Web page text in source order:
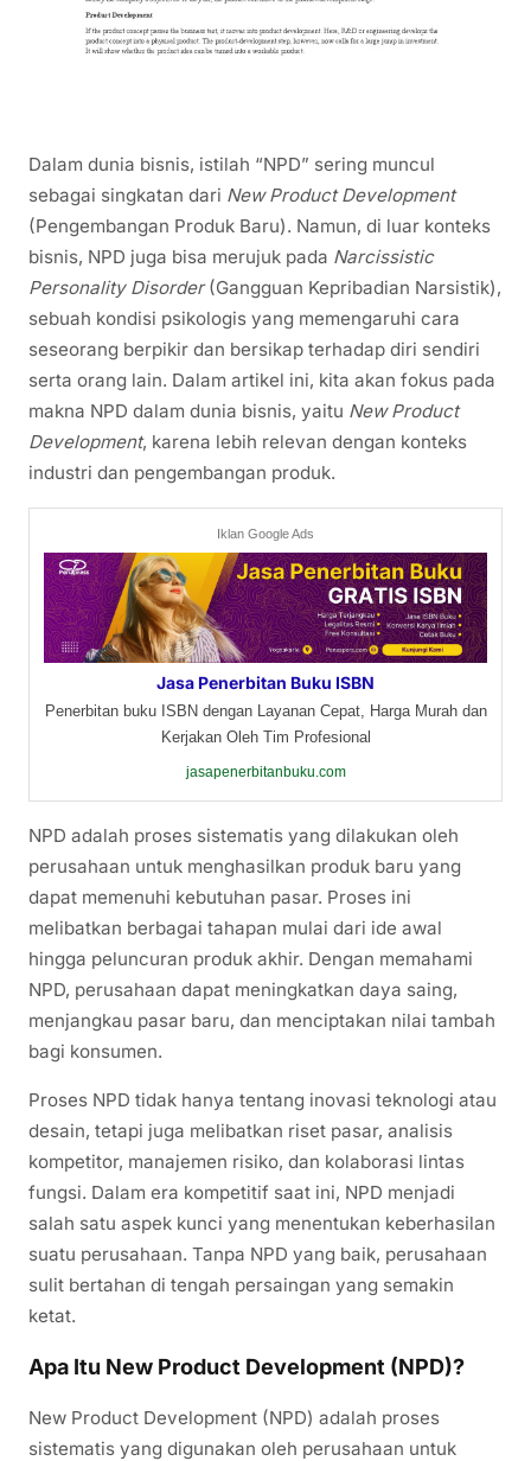
Dalam dunia bisnis, istilah “NPD” sering muncul
sebagai singkatan dari New Product Development
(Pengembangan Produk Baru). Namun, di luar konteks
bisnis, NPD juga bisa merujuk pada Narcissistic
Personality Disorder(Gangguan Kepribadian Narsistik),
sebuah kondisi psikologis yang memengaruhi cara
seseorang berpikir dan bersikap terhadap diri sendiri
serta orang lain. Dalam artikel ini, kita akan fokus pada
makna NPD dalam dunia bisnis, yaitu New Product
Development, karena lebih relevan dengan konteks
industri dan pengembangan produk.
Iklan Google Ads
Jasa Penerbitan Buku ISBN
Penerbitan buku ISBN dengan Layanan Cepat, Harga Murah dan
Kerjakan Oleh Tim Profesional
jasapenerbitanbuku.com
NPD adalah proses sistematis yang dilakukan oleh
perusahaan untuk menghasilkan produk baru yang
dapat memenuhi kebutuhan pasar. Proses ini
melibatkan berbagai tahapan mulai dari ide awal
hingga peluncuran produk akhir. Dengan memahami
NPD, perusahaan dapat meningkatkan daya saing,
menjangkau pasar baru, dan menciptakan nilai tambah
bagi konsumen.
Proses NPD tidak hanya tentang inovasi teknologi atau
desain, tetapi juga melibatkan riset pasar, analisis
kompetitor, manajemen risiko, dan kolaborasi lintas
fungsi. Dalam era kompetitif saat ini, NPD menjadi
salah satu aspek kunci yang menentukan keberhasilan
suatu perusahaan. Tanpa NPD yang baik, perusahaan
sulit bertahan di tengah persaingan yang semakin
ketat.
Apa Itu New Product Development (NPD)?
New Product Development (NPD) adalah proses
sistematis yang digunakan oleh perusahaan untuk